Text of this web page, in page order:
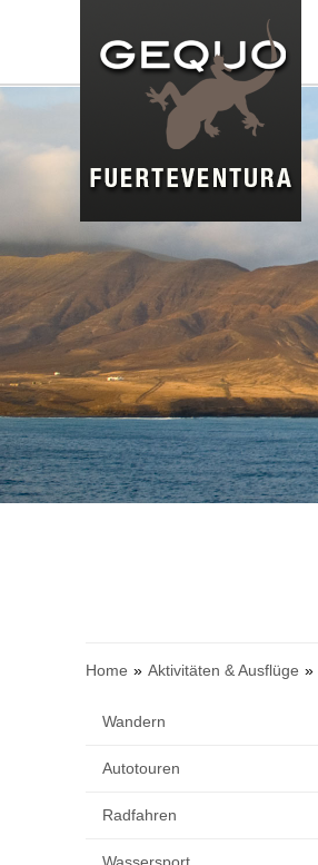
Home Aktivitäten & Ausflüge
Wandern
Autotouren
Radfahren
Wassersport